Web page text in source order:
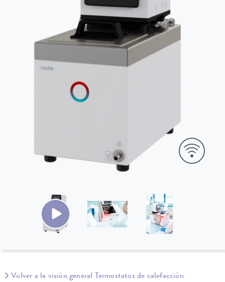
Volver a la visión general Termostatos de calefacción